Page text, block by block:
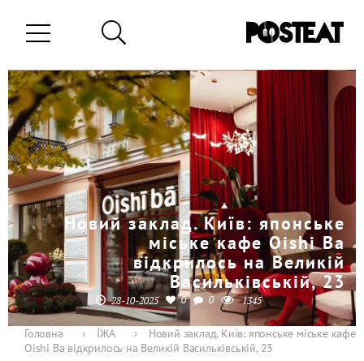
Новий заклад. Київ: японське
міське кафе Oishi Ba
відкрилось на Великій
Васильківській, 23
28-10-2025 0 0 1345
Головна › ЇЖА ›
Новий заклад. Київ: японське міське кафе
Oishi Ba відкрилось на Великій Васильківській, 23